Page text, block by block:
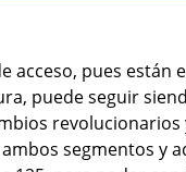
acceso, pues
puede seguir
segmentos y